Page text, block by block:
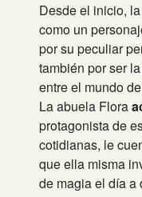
Desde el inicio,
como un
por su peculiar
también por ser
entre el mundo
La abuela Flora
protagonista de
cotidianas, le
que ella misma
de magia el día a